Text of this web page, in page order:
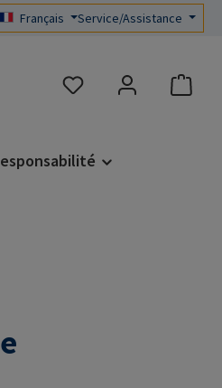
Français Service/Assistance
Vous avez 0 articles